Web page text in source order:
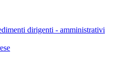
dirigenti - amministrativi